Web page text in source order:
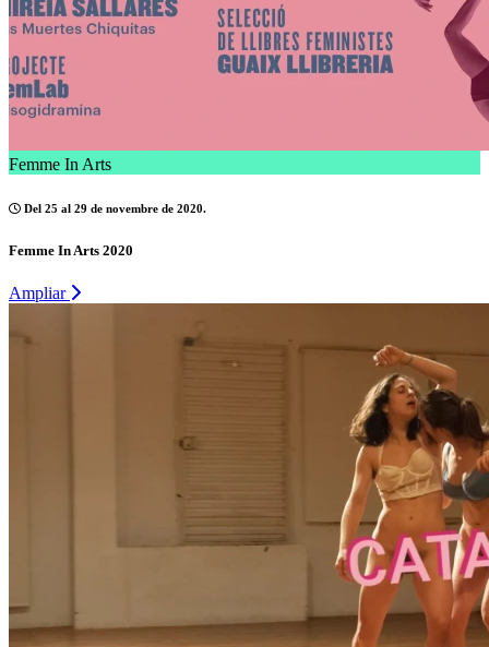
Femme In Arts
Del 25 al 29 de novembre de 2020.
Femme In Arts 2020
Ampliar